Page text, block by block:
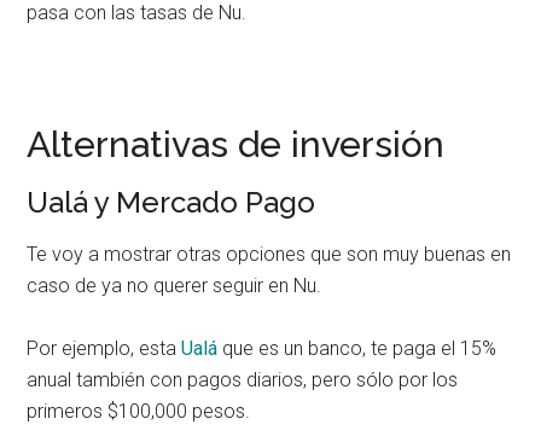
pasa con las tasas de Nu.
Alternativas de inversión
Ualá y Mercado Pago
Te voy a mostrar otras opciones que son muy buenas en
caso de ya no querer seguir en Nu.
Por ejemplo, estaUalá que es un banco, te paga el 15%
anual también con pagos diarios, pero sólo por los
primeros $100,000 pesos.